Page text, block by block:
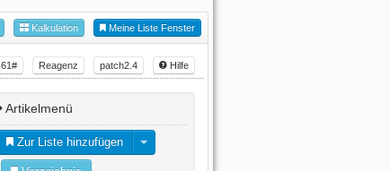
Meine Liste Fenster
Kalkulation
Hilfe
patch2.4
Reagenz
61#
Artikelmenü
Zur Liste hinzufügen